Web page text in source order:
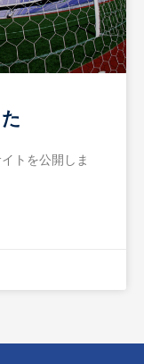
トを公開しま